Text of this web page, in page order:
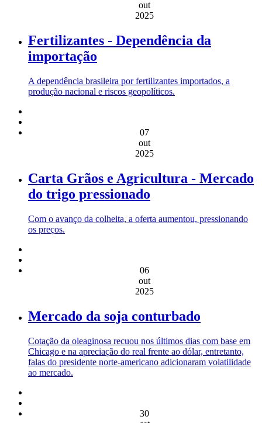
out
2025
Fertilizantes - Dependência da
importação
A dependência brasileira por fertilizantes importados, a
produção nacional e riscos geopolíticos.
07
out
2025
Carta Grãos e Agricultura - Mercado
do trigo pressionado
Com o avanço da colheita, a oferta aumentou, pressionando
os preços.
06
out
2025
Mercado da soja conturbado
Cotação da oleaginosa recuou nos últimos dias com base em
Chicago e na apreciação do real frente ao dólar, entretanto,
falas do presidente norte-americano adicionaram volatilidade
ao mercado.
30